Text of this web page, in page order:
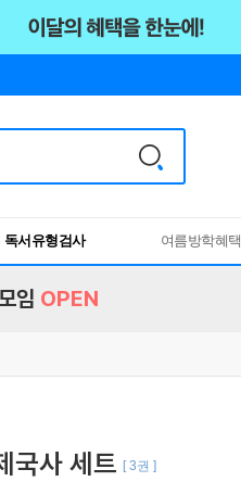
RBTI Lab
독서유형검사
여름방학혜택
임 OPEN
국사 세트 [ 3권 ]